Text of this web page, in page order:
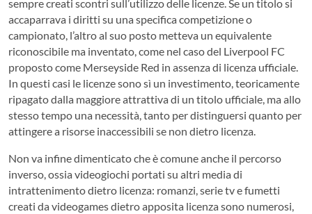
sempre creati scontri sull’utilizzo delle licenze. Se un titolo si
accaparrava i diritti su una specifica competizione o
campionato, l’altro al suo posto metteva un equivalente
riconoscibile ma inventato, come nel caso del Liverpool FC
proposto come Merseyside Red in assenza di licenza ufficiale.
In questi casi le licenze sono sì un investimento, teoricamente
ripagato dalla maggiore attrattiva di un titolo ufficiale, ma allo
stesso tempo una necessità, tanto per distinguersi quanto per
attingere a risorse inaccessibili se non dietro licenza.
Non va infine dimenticato che è comune anche il percorso
inverso, ossia videogiochi portati su altri media di
intrattenimento dietro licenza: romanzi, serie tv e fumetti
creati da videogames dietro apposita licenza sono numerosi,